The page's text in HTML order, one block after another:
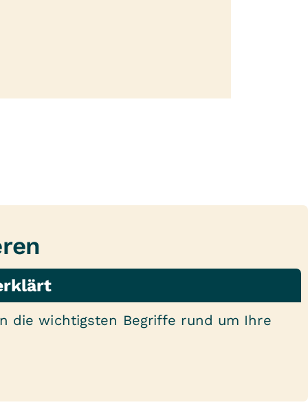
die wichtigsten Begriffe rund um Ihre